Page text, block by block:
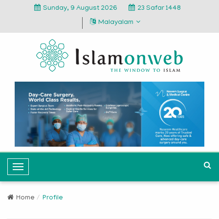
Sunday, 9 August 2026
23 Safar 1448
Malayalam
T
o
Home Profile